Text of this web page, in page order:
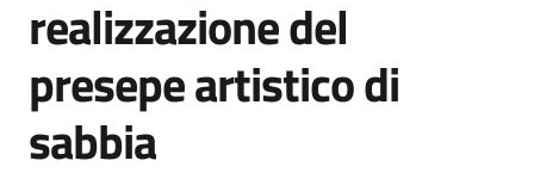
realizzazione del
presepe artistico di
sabbia